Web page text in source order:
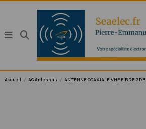
Accueil AC Antennas ANTENNE COAXIALE VHF FIBRE 3DB